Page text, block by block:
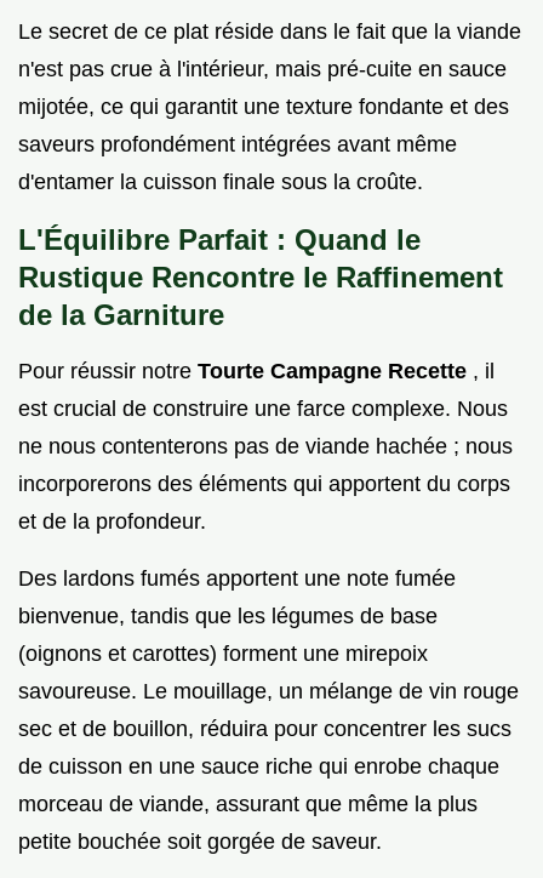
Le secret de ce plat réside dans le fait que la viande
n'est pas crue à l'intérieur, mais pré-cuite en sauce
mijotée, ce qui garantit une texture fondante et des
saveurs profondément intégrées avant même
d'entamer la cuisson finale sous la croûte.
L'Équilibre Parfait : Quand le
Rustique Rencontre le Raffinement
de la Garniture
Pour réussir notre Tourte Campagne Recette , il
est crucial de construire une farce complexe. Nous
ne nous contenterons pas de viande hachée ; nous
incorporerons des éléments qui apportent du corps
et de la profondeur.
Des lardons fumés apportent une note fumée
bienvenue, tandis que les légumes de base
(oignons et carottes) forment une mirepoix
savoureuse. Le mouillage, un mélange de vin rouge
sec et de bouillon, réduira pour concentrer les sucs
de cuisson en une sauce riche qui enrobe chaque
morceau de viande, assurant que même la plus
petite bouchée soit gorgée de saveur.